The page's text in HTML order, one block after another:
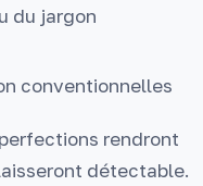
du jargon
conventionnelles
rendront
détectable.